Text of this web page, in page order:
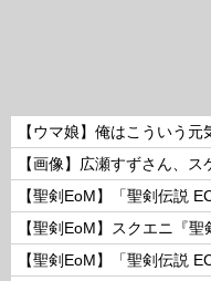
【ウマ娘】俺はこういう